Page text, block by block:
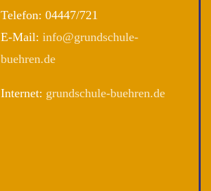
Telefon: 04447/721
E-Mail: info@grundschule-
buehren.de
Internet: grundschule-buehren.de